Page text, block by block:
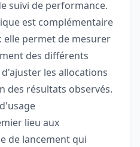
suivi de performance.
est complémentaire
elle permet de mesurer
des différents
les allocations
des résultats observés.
lieu aux
de lancement qui